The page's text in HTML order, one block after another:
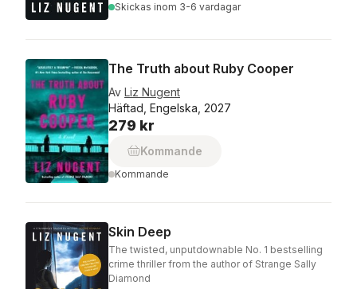
Skickas inom 3-6 vardagar
The Truth about Ruby Cooper
Av Liz Nugent
Häftad, Engelska, 2027
279 kr
Kommande
Kommande
Skin Deep
The twisted, unputdownable No. 1 bestselling
crime thriller from the author of Strange Sally
Diamond